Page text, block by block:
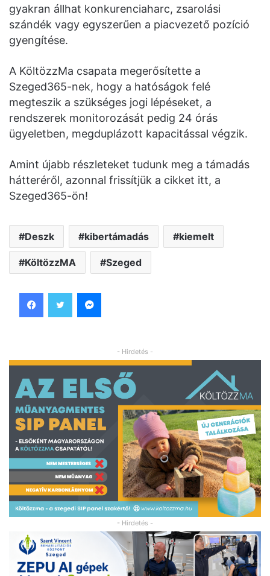
gyakran állhat konkurenciaharc, zsarolási
szándék vagy egyszerűen a piacvezető pozíció
gyengítése.
A KöltözzMa csapata megerősítette a
Szeged365-nek, hogy a hatóságok felé
megteszik a szükséges jogi lépéseket, a
rendszerek monitorozását pedig 24 órás
ügyeletben, megduplázott kapacitással végzik.
Amint újabb részleteket tudunk meg a támadás
hátteréről, azonnal frissítjük a cikket itt, a
Szeged365-ön!
Deszk kibertámadás kiemelt
KöltözzMA Szeged
- Hirdetés -
- Hirdetés -